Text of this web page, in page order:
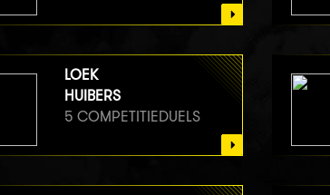
LOEK
HUIBERS
5 COMPETITIEDUELS